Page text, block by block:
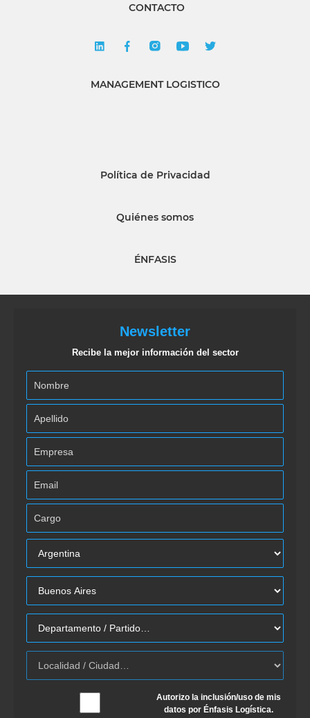
CONTACTO
MANAGEMENT LOGISTICO
Política de Privacidad
Quiénes somos
ÉNFASIS
Newsletter
Recibe la mejor información del sector
Autorizo la inclusión/uso de mis
datos por Énfasis Logística.